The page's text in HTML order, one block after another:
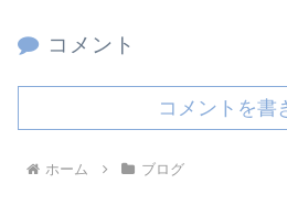
コメント
コメントを書
ホーム ブログ